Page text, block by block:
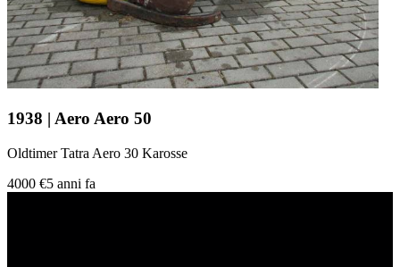
1938 | Aero Aero 50
Oldtimer Tatra Aero 30 Karosse
4000 €5 anni fa